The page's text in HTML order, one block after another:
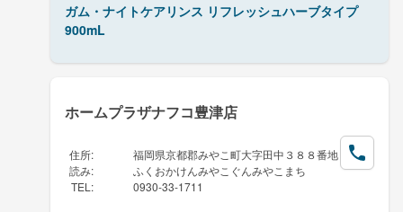
ガム・ナイトケアリンス リフレッシュハーブタイプ
900mL
ホームプラザナフコ豊津店
住所:
福岡県京都郡みやこ町大字田中３８８番地
読み:
ふくおかけんみやこぐんみやこまち
TEL : 0930-33-1711